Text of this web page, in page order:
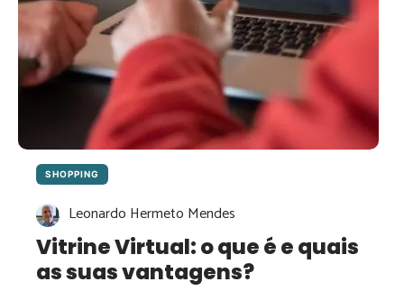
SHOPPING
Leonardo Hermeto Mendes
Vitrine Virtual: o que é e quais
as suas vantagens?